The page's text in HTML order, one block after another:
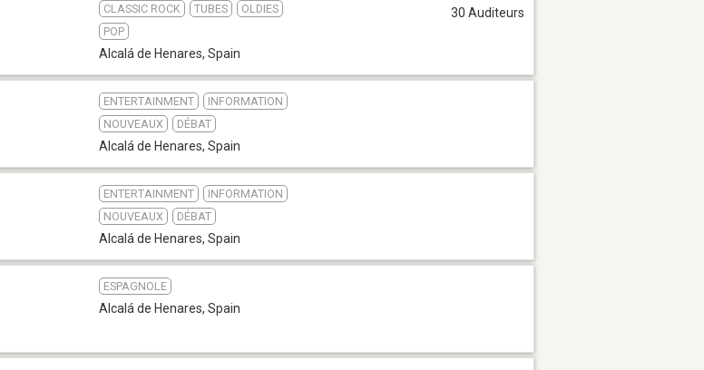
CLASSIC ROCK TUBES
OLDIES
POP
Alcalá de Henares, Spain
30 Auditeurs
ENTERTAINMENT
INFORMATION
NOUVEAUX
DÉBAT
Alcalá de Henares, Spain
ENTERTAINMENT
INFORMATION
NOUVEAUX
DÉBAT
Alcalá de Henares, Spain
ESPAGNOLE
Alcalá de Henares, Spain